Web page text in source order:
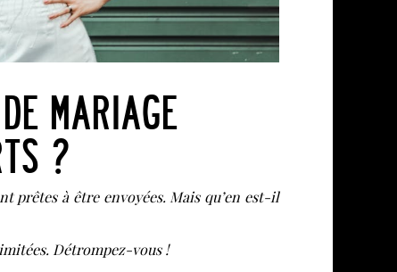
MARIAGE
?
prêtes à être envoyées. Mais qu’en est-il
Détrompez-vous !